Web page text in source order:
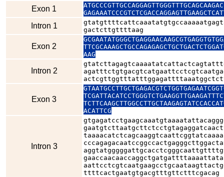
Exon 1
Intron 1
gactcttgttttaag
Exon 2
AAG
Intron 2
Exon 3
ACATTCG
Intron 3
ttttcactgaatgtgacgtttgttctttcgacag